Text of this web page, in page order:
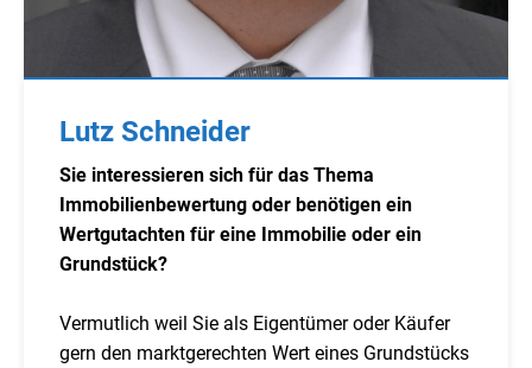
Lutz Schneider
Sie interessieren sich für das Thema
Immobilienbewertung oder benötigen ein
Wertgutachten für eine Immobilie oder ein
Grundstück?
Vermutlich weil Sie als Eigentümer oder Käufer
gern den marktgerechten Wert eines Grundstücks